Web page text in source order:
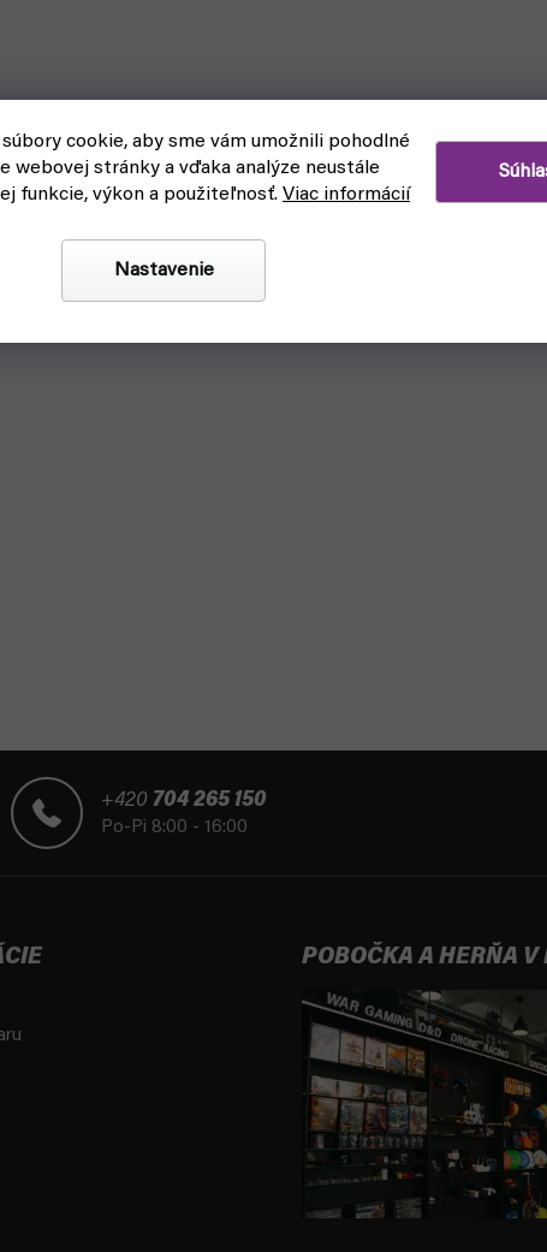
súbory cookie, aby sme vám umožnili pohodlné
webovej stránky a vďaka analýze neustále
funkcie, výkon a použiteľnosť. Viac informácií
Nastavenie
+420 704 265 150
Po-Pi 8:00 - 16:00
POBOČKA A HERŇA V